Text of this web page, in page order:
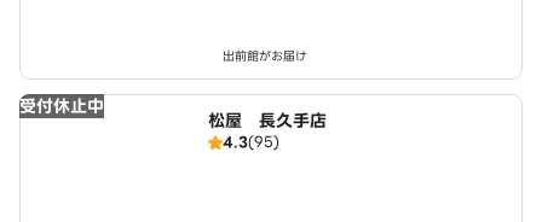
出前館がお届け
受付休止中
松屋 長久手店
4.3(95)